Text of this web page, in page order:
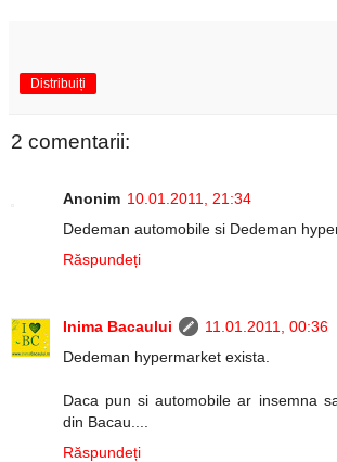
Distribuiți
2 comentarii:
Anonim 10.01.2011, 21:34
Dedeman automobile si Dedeman
Răspundeți
Inima Bacaului
11.01.2011, 00:36
Dedeman hypermarket exista.
Daca pun si automobile ar insemna
din Bacau....
Răspundeți